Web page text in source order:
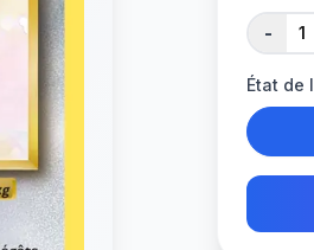
-
État de